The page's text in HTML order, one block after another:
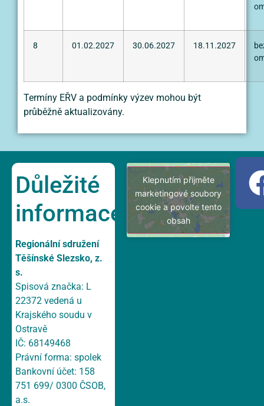
8 01.02.2027 30.06.2027 18.11.2027
Termíny EŘV a podmínky výzev mohou být
průběžně aktualizovány.
Důležité
informace
Regionální sdružení
Těšínské Slezsko, z.
s.
Spisová značka: L
22372 vedená u
Krajského soudu v
Ostravě
IČ: 68149468
Právní forma: spolek
Bankovní účet: 158
751 699/ 0300 ČSOB,
a.s.
Klepnutím přijměte
marketingové soubory
cookie a povolte tento
obsah